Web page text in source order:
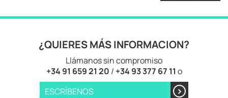
¿QUIERES MÁS INFORMACION?
Llámanos sin compromiso
+34 91 659 21 20 / +34 93 377 67 11 o
ESCRÍBENOS